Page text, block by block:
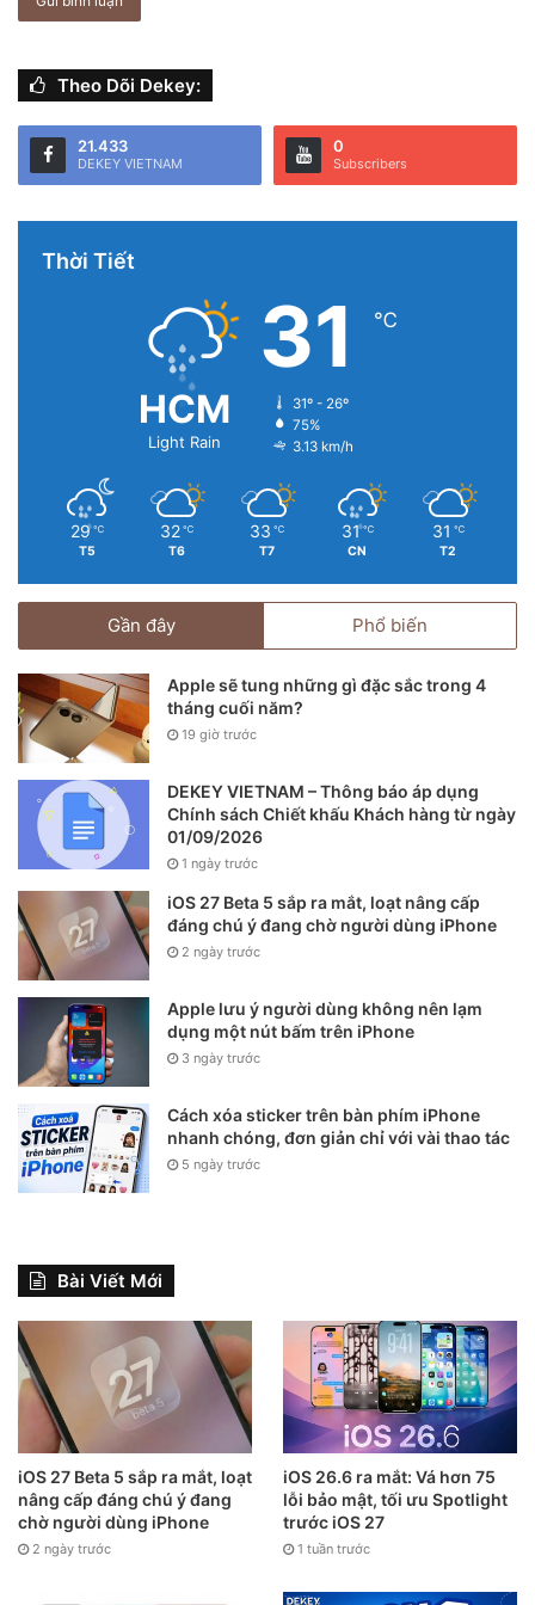
phù hợp với thời cuộc – thời đại Steve Jobs cho sự đổi mới
công ty có giá trị nhất dựa trên nguồn cảm hứng.
Theo Dõi Dekey:
21.433
DEKEY VIETNAM
0
Subscribers
Thời Tiết
HCM
Light Rain
31 ℃
31º - 26º
75%
3.13 km/h
29 ℃
T5
32 ℃
T6
33 ℃
T7
31 ℃
CN
31 ℃
T2
Gần đây Phổ biến
Apple sẽ tung những gì đặc sắc trong 4
tháng cuối năm?
19 giờ trước
DEKEY VIETNAM – Thông báo áp dụng
Chính sách Chiết khấu Khách hàng từ ngày
01/09/2026
1 ngày trước
iOS 27 Beta 5 sắp ra mắt, loạt nâng cấp
đáng chú ý đang chờ người dùng iPhone
2 ngày trước
Apple lưu ý người dùng không nên lạm
dụng một nút bấm trên iPhone
3 ngày trước
Cách xóa sticker trên bàn phím iPhone
nhanh chóng, đơn giản chỉ với vài thao tác
5 ngày trước
Bài Viết Mới
iOS 27 Beta 5 sắp ra mắt, loạt
nâng cấp đáng chú ý đang
chờ người dùng iPhone
2 ngày trước
iOS 26.6 ra mắt: Vá hơn 75
lỗi bảo mật, tối ưu Spotlight
trước iOS 27
1 tuần trước